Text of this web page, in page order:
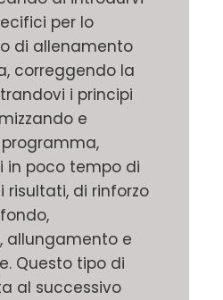
per lo
di allenamento
correggendo la
i principi
e
in poco tempo di
di rinforzo
allungamento e
Questo tipo di
al successivo